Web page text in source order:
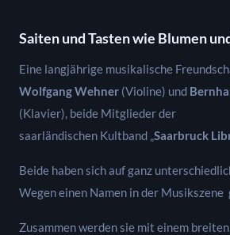
Saiten und Tasten wie Blumen
Eine langjährige musikalische
Wolfgang Wehner (Violine) und
(Klavier), beide Mitglieder der
saarländischen Kultband „Saarbruck
Beide haben sich auf ganz
Wegen einen Namen in der Musikszene
Zusammen werden sie mit einem